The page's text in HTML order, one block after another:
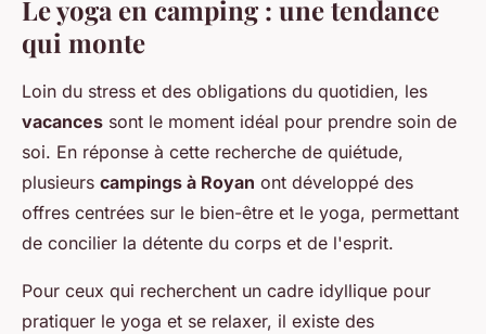
Le yoga en camping : une tendance
qui monte
Loin du stress et des obligations du quotidien, les
vacances sont le moment idéal pour prendre soin de
soi. En réponse à cette recherche de quiétude,
plusieurs campings à Royan ont développé des
offres centrées sur le bien-être et le yoga, permettant
de concilier la détente du corps et de l'esprit.
Pour ceux qui recherchent un cadre idyllique pour
pratiquer le yoga et se relaxer, il existe des